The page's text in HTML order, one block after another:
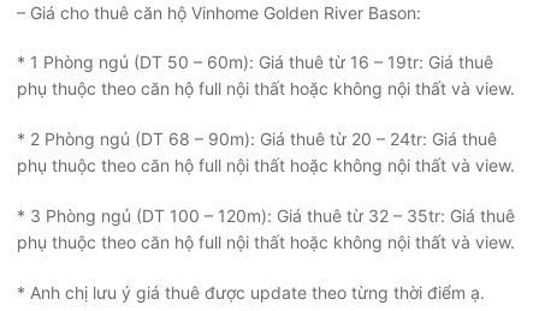
– Giá cho thuê căn hộ Vinhome Golden River Bason:
* 1 Phòng ngủ (DT 50 – 60m): Giá thuê từ 16 – 19tr: Giá thuê
phụ thuộc theo căn hộ full nội thất hoặc không nội thất và view.
* 2 Phòng ngủ (DT 68 – 90m): Giá thuê từ 20 – 24tr: Giá thuê
phụ thuộc theo căn hộ full nội thất hoặc không nội thất và view.
* 3 Phòng ngủ (DT 100 – 120m): Giá thuê từ 32 – 35tr: Giá thuê
phụ thuộc theo căn hộ full nội thất hoặc không nội thất và view.
* Anh chị lưu ý giá thuê được update theo từng thời điểm ạ.